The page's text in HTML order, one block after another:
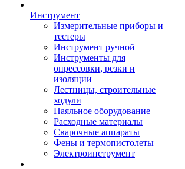
Инструмент
Измерительные приборы и
тестеры
Инструмент ручной
Инструменты для
опрессовки, резки и
изоляции
Лестницы, строительные
ходули
Паяльное оборудование
Расходные материалы
Сварочные аппараты
Фены и термопистолеты
Электроинструмент